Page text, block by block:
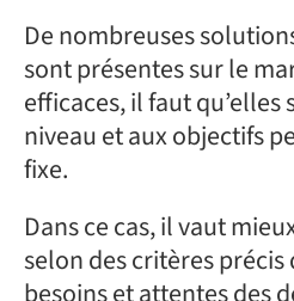
De nombreuses
sont présentes sur le
efficaces, il faut
niveau et aux objectifs
fixe.
Dans ce cas, il vaut
selon des critères